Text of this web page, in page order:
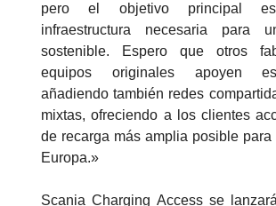
pero el objetivo principal
infraestructura necesaria para
sostenible. Espero que otros
equipos originales apoyen
añadiendo también redes
mixtas, ofreciendo a los clientes
de recarga más amplia posible para
Europa.»
Scania Charging Access se